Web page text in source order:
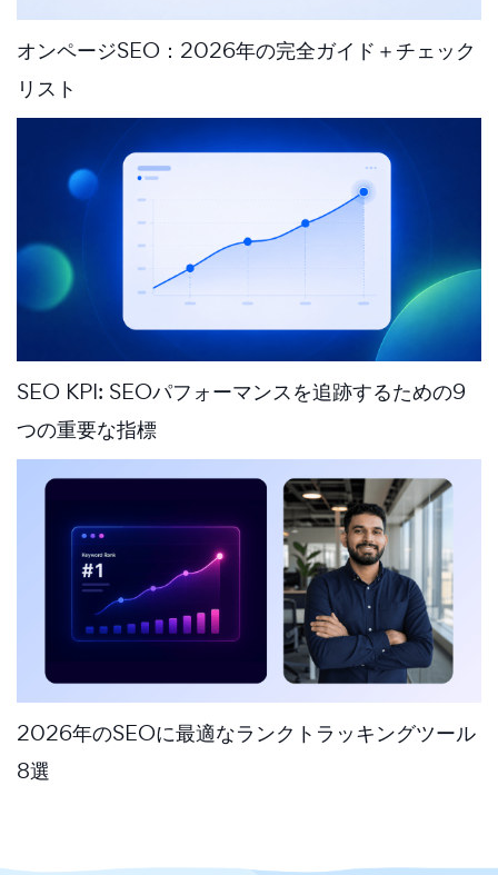
オンページSEO：2026年の完全ガイド＋チェック
リスト
SEO KPI: SEOパフォーマンスを追跡するための9
つの重要な指標
2026年のSEOに最適なランクトラッキングツール
8選